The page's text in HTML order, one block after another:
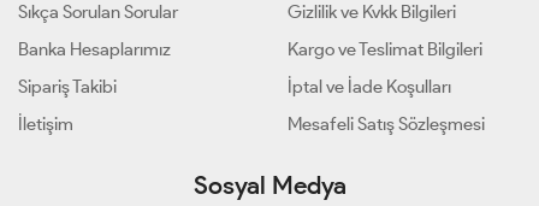
Sıkça Sorulan Sorular
Banka Hesaplarımız
Sipariş Takibi
İletişim
Gizlilik ve Kvkk Bilgileri
Kargo ve Teslimat Bilgileri
İptal ve İade Koşulları
Mesafeli Satış Sözleşmesi
Sosyal Medya